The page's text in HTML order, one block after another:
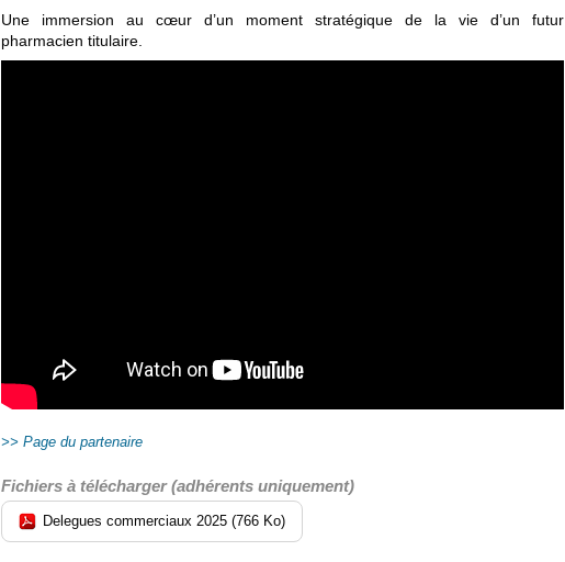
Une immersion au cœur d’un moment stratégique de la vie d’un futur
pharmacien titulaire.
Page du partenaire
Fichiers à télécharger (adhérents uniquement)
Delegues commerciaux 2025 (766 Ko)